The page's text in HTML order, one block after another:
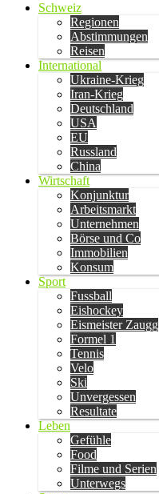
Schweiz
Regionen
Abstimmungen
Reisen
International
Ukraine-Krieg
Iran-Krieg
Deutschland
USA
EU
Russland
China
Wirtschaft
Konjunktur
Arbeitsmarkt
Unternehmen
Börse und Co
Immobilien
Konsum
Sport
Fussball
Eishockey
Eismeister Zaugg
Formel 1
Tennis
Velo
Ski
Unvergessen
Resultate
Leben
Gefühle
Food
Filme und Serien
Unterwegs